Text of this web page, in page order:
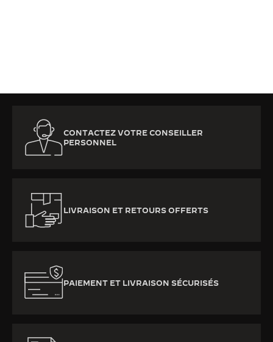
CONTACTEZ VOTRE CONSEILLER
PERSONNEL
LIVRAISON ET RETOURS OFFERTS
PAIEMENT ET LIVRAISON SÉCURISÉS